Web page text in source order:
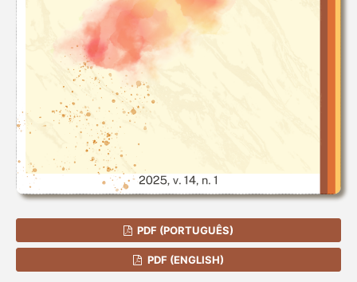
PDF (PORTUGUÊS)
PDF (ENGLISH)